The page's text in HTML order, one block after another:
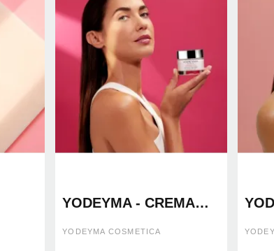
YODEYMA - CREMA
YODEYMA COSMETICA